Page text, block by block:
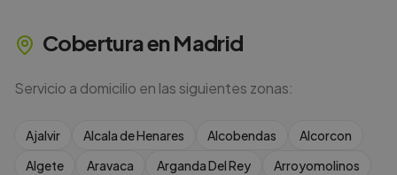
Cobertura enMadrid
Servicio a domicilio en las siguientes zonas:
Ajalvir Alcala de Henares Alcobendas
Alcorcon
Algete
Aravaca Arganda Del Rey
Arroyomolinos